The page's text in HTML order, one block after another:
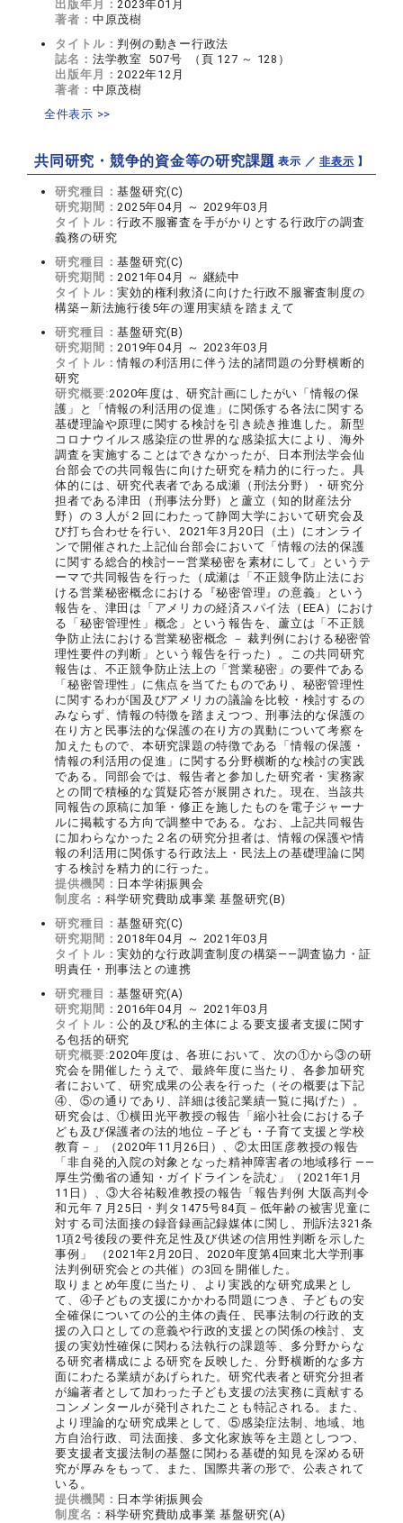
出版年月：2023年01月
著者： 中原茂樹
タイトル： 判例の動きー行政法
誌名： 法学教室 507号 （頁 127 ～ 128）
出版年月：2022年12月
著者： 中原茂樹
全件表示 >>
共同研究・競争的資金等の研究課題【 表示 ／非表示 】
研究種目：基盤研究(C)
研究期間：2025年04月 ～ 2029年03月
タイトル：行政不服審査を手がかりとする行政庁の調査
義務の研究
研究種目：基盤研究(C)
研究期間：2021年04月 ～ 継続中
タイトル：実効的権利救済に向けた行政不服審査制度の
構築―新法施行後5年の運用実績を踏まえて
研究種目：基盤研究(B)
研究期間：2019年04月 ～ 2023年03月
タイトル：情報の利活用に伴う法的諸問題の分野横断的
研究
研究概要:2020年度は、研究計画にしたがい「情報の保
護」と「情報の利活用の促進」に関係する各法に関する
基礎理論や原理に関する検討を引き続き推進した。新型
コロナウイルス感染症の世界的な感染拡大により、海外
調査を実施することはできなかったが、日本刑法学会仙
台部会での共同報告に向けた研究を精力的に行った。具
体的には、研究代表者である成瀬（刑法分野）・研究分
担者である津田（刑事法分野）と蘆立（知的財産法分
野）の３人が２回にわたって静岡大学において研究会及
び打ち合わせを行い、2021年3月20日（土）にオンライ
ンで開催された上記仙台部会において「情報の法的保護
に関する総合的検討――営業秘密を素材にして」というテ
ーマで共同報告を行った（成瀬は「不正競争防止法にお
ける営業秘密概念における『秘密管理』の意義」という
報告を、津田は「アメリカの経済スパイ法（EEA）におけ
る「秘密管理性」概念」という報告を、蘆立は「不正競
争防止法における営業秘密概念 － 裁判例における秘密管
理性要件の判断」という報告を行った）。この共同研究
報告は、不正競争防止法上の「営業秘密」の要件である
「秘密管理性」に焦点を当てたものであり、秘密管理性
に関するわが国及びアメリカの議論を比較・検討するの
みならず、情報の特徴を踏まえつつ、刑事法的な保護の
在り方と民事法的な保護の在り方の異動について考察を
加えたもので、本研究課題の特徴である「情報の保護・
情報の利活用の促進」に関する分野横断的な検討の実践
である。同部会では、報告者と参加した研究者・実務家
との間で積極的な質疑応答が展開された。現在、当該共
同報告の原稿に加筆・修正を施したものを電子ジャーナ
ルに掲載する方向で調整中である。なお、上記共同報告
に加わらなかった２名の研究分担者は、情報の保護や情
報の利活用に関係する行政法上・民法上の基礎理論に関
する検討を精力的に行った。
提供機関： 日本学術振興会
制度名： 科学研究費助成事業 基盤研究(B)
研究種目：基盤研究(C)
研究期間：2018年04月 ～ 2021年03月
タイトル：実効的な行政調査制度の構築――調査協力・証
明責任・刑事法との連携
研究種目：基盤研究(A)
研究期間：2016年04月 ～ 2021年03月
タイトル：公的及び私的主体による要支援者支援に関す
る包括的研究
研究概要:2020年度は、各班において、次の①から③の研
究会を開催したうえで、最終年度に当たり、各参加研究
者において、研究成果の公表を行った（その概要は下記
④、⑤の通りであり、詳細は後記業績一覧に掲げた）。
研究会は、①横田光平教授の報告「縮小社会における子
ども及び保護者の法的地位－子ども・子育て支援と学校
教育－」（2020年11月26日）、②太田匡彦教授の報告
「非自発的入院の対象となった精神障害者の地域移行 ――
厚生労働省の通知・ガイドラインを読む」（2021年1月
11日）、③大谷祐毅准教授の報告「報告判例 大阪高判令
和元年７月25日・判タ1475号84頁－低年齢の被害児童に
対する司法面接の録音録画記録媒体に関し、刑訴法321条
1項2号後段の要件充足性及び供述の信用性判断を示した
事例」 （2021年2月20日、2020年度第4回東北大学刑事
法判例研究会との共催）の3回を開催した。
取りまとめ年度に当たり、より実践的な研究成果とし
て、④子どもの支援にかかわる問題につき、子どもの安
全確保についての公的主体の責任、民事法制の行政的支
援の入口としての意義や行政的支援との関係の検討、支
援の実効性確保に関わる法執行の課題等、多分野からな
る研究者構成による研究を反映した、分野横断的な多方
面にわたる業績があげられた。研究代表者と研究分担者
が編著者として加わった子ども支援の法実務に貢献する
コンメンタールが発刊されたことも特記される。また、
より理論的な研究成果として、⑤感染症法制、地域、地
方自治行政、司法面接、多文化家族等を主題としつつ、
要支援者支援法制の基盤に関わる基礎的知見を深める研
究が厚みをもって、また、国際共著の形で、公表されて
いる。
提供機関： 日本学術振興会
制度名： 科学研究費助成事業 基盤研究(A)